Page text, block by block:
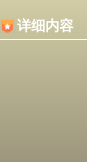
详细内容